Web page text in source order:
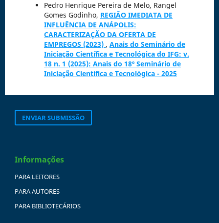
Pedro Henrique Pereira de Melo, Rangel
Gomes Godinho, REGIÃO IMEDIATA DE
INFLUÊNCIA DE ANÁPOLIS:
CARACTERIZAÇÃO DA OFERTA DE
EMPREGOS (2023) , Anais do Seminário de
Iniciação Científica e Tecnológica do IFG: v.
18 n. 1 (2025): Anais do 18º Seminário de
Iniciação Científica e Tecnológica - 2025
ENVIAR SUBMISSÃO
Informações
PARA LEITORES
PARA AUTORES
PARA BIBLIOTECÁRIOS